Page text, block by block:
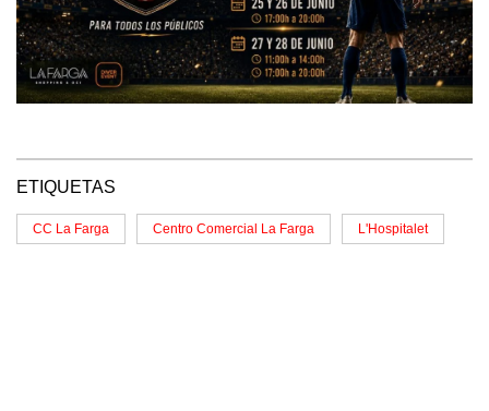
ETIQUETAS
CC La Farga Centro Comercial La Farga L'Hospitalet